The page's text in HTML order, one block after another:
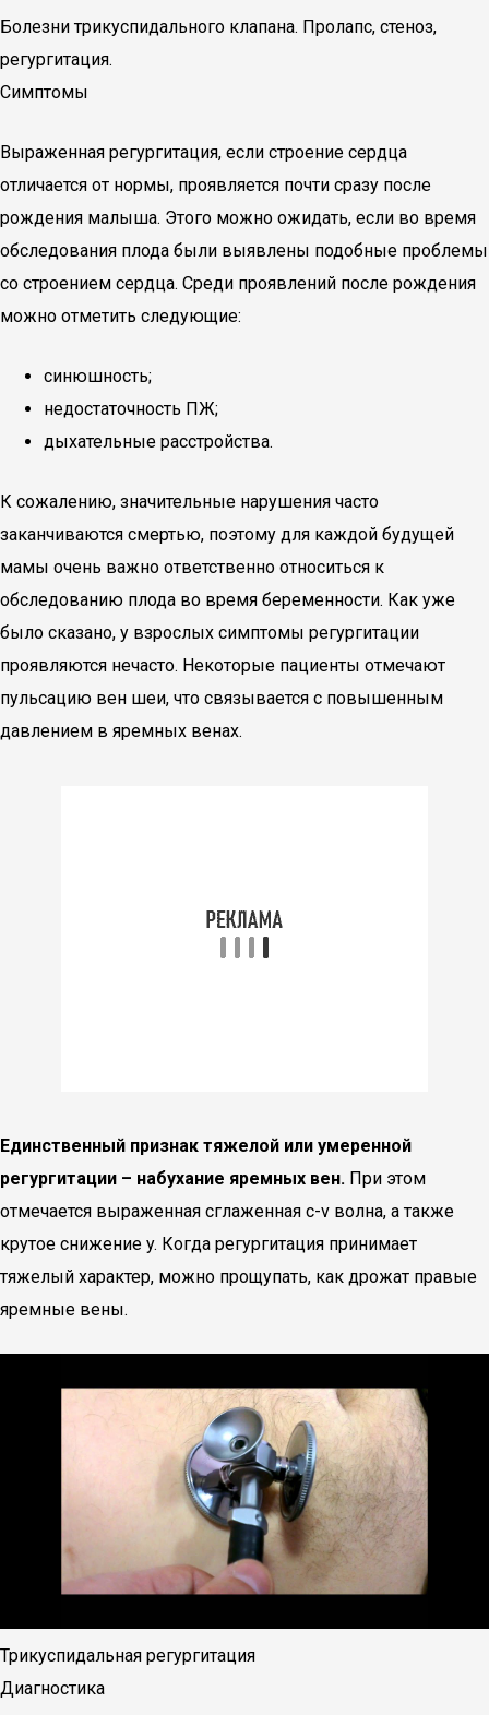
Болезни трикуспидального клапана. Пролапс, стеноз,
регургитация.
Симптомы
Выраженная регургитация, если строение сердца
отличается от нормы, проявляется почти сразу после
рождения малыша. Этого можно ожидать, если во время
обследования плода были выявлены подобные проблемы
со строением сердца. Среди проявлений после рождения
можно отметить следующие:
синюшность;
недостаточность ПЖ;
дыхательные расстройства.
К сожалению, значительные нарушения часто
заканчиваются смертью, поэтому для каждой будущей
мамы очень важно ответственно относиться к
обследованию плода во время беременности. Как уже
было сказано, у взрослых симптомы регургитации
проявляются нечасто. Некоторые пациенты отмечают
пульсацию вен шеи, что связывается с повышенным
давлением в яремных венах.
Единственный признак тяжелой или умеренной
регургитации – набухание яремных вен. При этом
отмечается выраженная сглаженная c-v волна, а также
крутое снижение y. Когда регургитация принимает
тяжелый характер, можно прощупать, как дрожат правые
яремные вены.
Трикуспидальная регургитация
Диагностика